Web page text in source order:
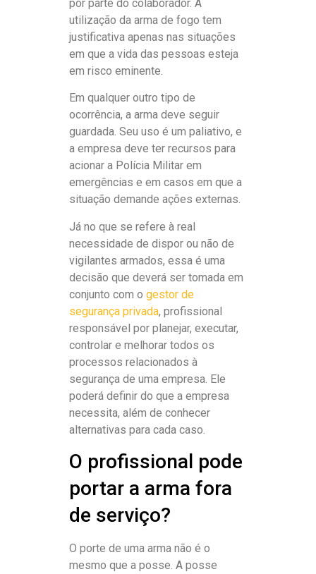
por parte do colaborador. A
utilização da arma de fogo tem
justificativa apenas nas situações
em que a vida das pessoas esteja
em risco eminente.
Em qualquer outro tipo de
ocorrência, a arma deve seguir
guardada. Seu uso é um paliativo, e
a empresa deve ter recursos para
acionar a Polícia Militar em
emergências e em casos em que a
situação demande ações externas.
Já no que se refere à real
necessidade de dispor ou não de
vigilantes armados, essa é uma
decisão que deverá ser tomada em
conjunto com o gestor de
segurança privada, profissional
responsável por planejar, executar,
controlar e melhorar todos os
processos relacionados à
segurança de uma empresa. Ele
poderá definir do que a empresa
necessita, além de conhecer
alternativas para cada caso.
O profissional pode
portar a arma fora
de serviço?
O porte de uma arma não é o
mesmo que a posse. A posse